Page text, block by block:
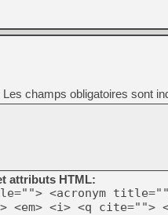
Les champs obligatoires sont
attributs HTML:
<acronym
<em> <i> <q cite="">